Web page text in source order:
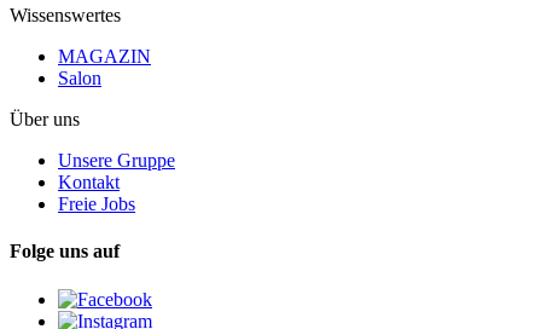
Wissenswertes
MAGAZIN
Salon
Über uns
Unsere Gruppe
Kontakt
Freie Jobs
Folge uns auf